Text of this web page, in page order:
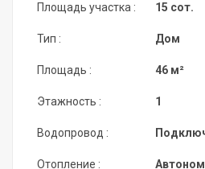
Площадь участка :
Тип :
Площадь :
Этажность :
Водопровод :
Отопление :
15 сот.
Дом
46 м²
1